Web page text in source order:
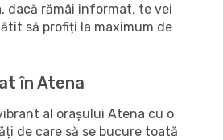
dacă rămâi informat, te vei
să profiți la maximum de
în Atena
al orașului Atena cu o
de care să se bucure toată